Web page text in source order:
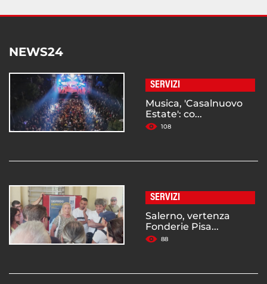
NEWS24
SERVIZI
Musica, 'Casalnuovo
Estate': co...
108
SERVIZI
Salerno, vertenza
Fonderie Pisa...
88